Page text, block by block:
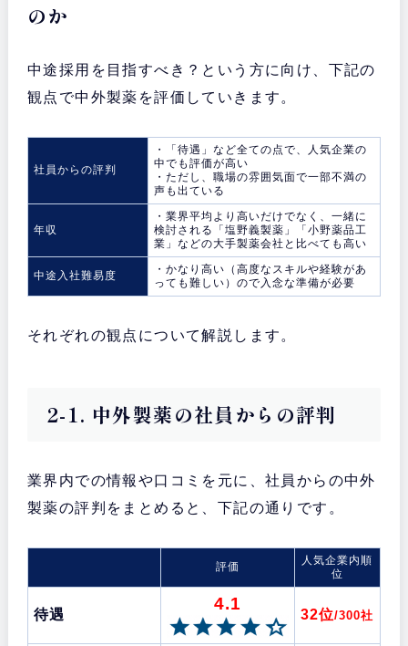
のか
中途採用を目指すべき？という方に向け、下記の
観点で中外製薬を評価していきます。
社員からの評判
・「待遇」など全ての点で、人気企業の
中でも評価が高い
・ただし、職場の雰囲気面で一部不満の
声も出ている
年収
・業界平均より高いだけでなく、一緒に
検討される「塩野義製薬」「小野薬品工
業」などの大手製薬会社と比べても高い
中途入社難易度
・かなり高い（高度なスキルや経験があ
っても難しい）ので入念な準備が必要
それぞれの観点について解説します。
2-1. 中外製薬の社員からの評判
業界内での情報や口コミを元に、社員からの中外
製薬の評判をまとめると、下記の通りです。
評価
人気企業内順
位
待遇
4.1
32位/300社